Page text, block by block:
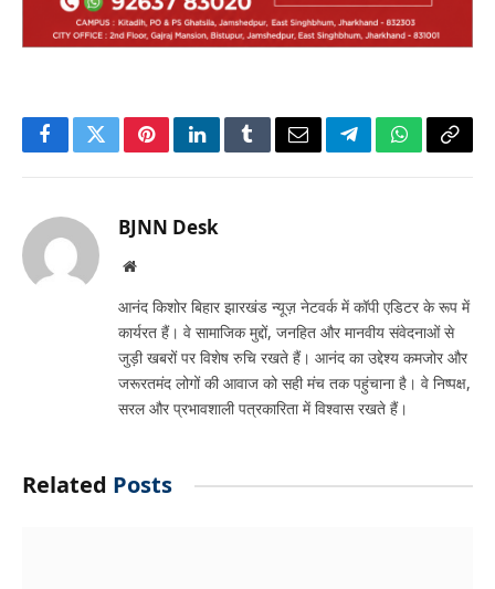
FacebookTwitterPinterestLinkedInTumblrEmailTelegramWhatsApp
Copy
BJNN Desk
Website
आनंद किशोर बिहार झारखंड न्यूज़ नेटवर्क में कॉपी एडिटर के रूप में
कार्यरत हैं। वे सामाजिक मुद्दों, जनहित और मानवीय संवेदनाओं से
जुड़ी खबरों पर विशेष रुचि रखते हैं। आनंद का उद्देश्य कमजोर और
जरूरतमंद लोगों की आवाज को सही मंच तक पहुंचाना है। वे निष्पक्ष,
सरल और प्रभावशाली पत्रकारिता में विश्वास रखते हैं।
Related Posts